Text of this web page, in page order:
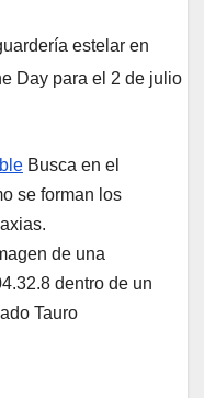
Busca en el
se forman los
de una
dentro de un
Tauro